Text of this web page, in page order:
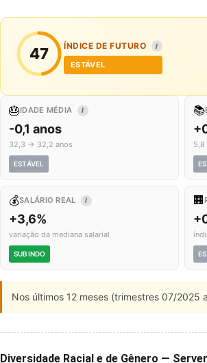
47 ÍNDICE DE FUTURO I
ESTÁVEL
🎂IDADE MÉDIA I
-0,1 anos
32,3 → 32,2 anos
ESTÁVEL
📚
💰SALÁRIO REAL I
+3,6%
variação da mediana salarial
SUBINDO
🏢
Nos últimos 12 meses (trimestres 07/
Diversidade Racial e de Gênero —